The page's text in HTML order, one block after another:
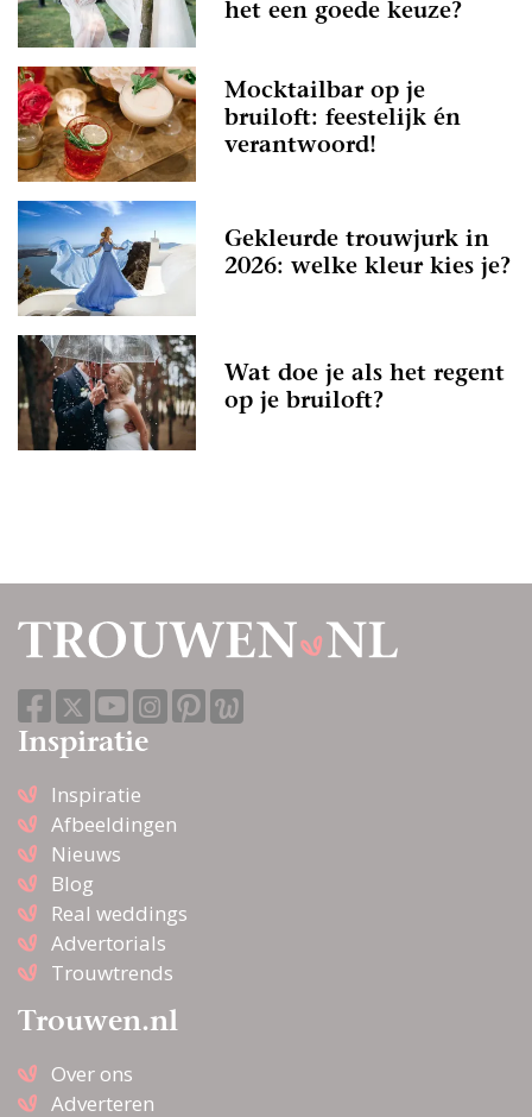
het een goede keuze?
Mocktailbar op je
bruiloft: feestelijk én
verantwoord!
Gekleurde trouwjurk in
2026: welke kleur kies je?
Wat doe je als het regent
op je bruiloft?
Inspiratie
Inspiratie
Afbeeldingen
Nieuws
Blog
Real weddings
Advertorials
Trouwtrends
Trouwen.nl
Over ons
Adverteren